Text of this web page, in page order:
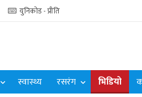
युनिकोड - प्रीति
स्वास्थ्य रसरंग भिडियो